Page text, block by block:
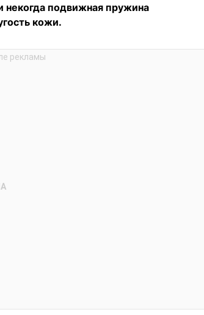
некогда подвижная пружина
кожи.